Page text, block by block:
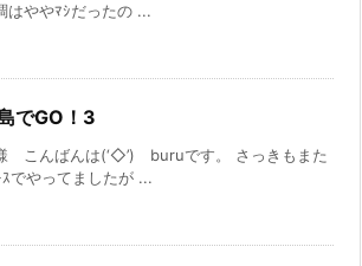
はややﾏｼだったの ...
でGO！3
こんばんは(‘◇’)ゞburuです。 さっきもまた
でやってましたが ...